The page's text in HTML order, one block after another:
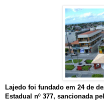
Lajedo foi fundado em 24 de
Estadual nº 377, sancionada